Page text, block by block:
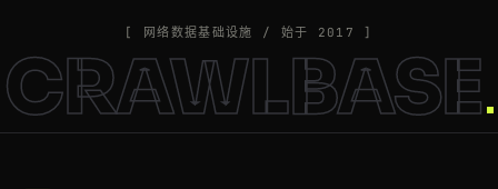
[ 网络数据基础设施 / 始于 2017 ]
CRAWLBASE